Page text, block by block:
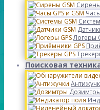
Логеры
Поисковая
Дозимтры